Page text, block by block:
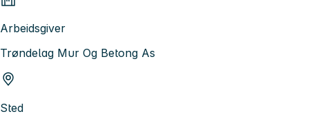
Arbeidsgiver
Trøndelag Mur Og Betong As
Sted